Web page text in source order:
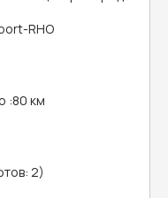
RHO
:80 км
2)